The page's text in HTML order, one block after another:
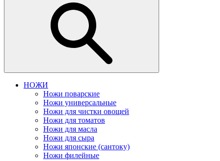
НОЖИ
Ножи поварские
Ножи универсальные
Ножи для чистки овощей
Ножи для томатов
Ножи для масла
Ножи для сыра
Ножи японские (сантоку)
Ножи филейные